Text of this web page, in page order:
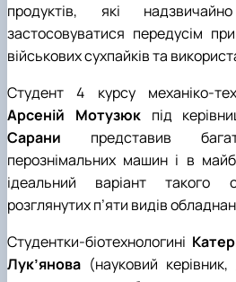
продуктів, які
застосовуватися передусім
військових сухпайків та
Студент 4 курсу механіко-
Арсеній Мотузюкпід
Сарани представив
перознімальних машин і в
ідеальний варіант такого
розглянутих п’яти видів
Студентки-біотехнологині
Лук’янова (науковий